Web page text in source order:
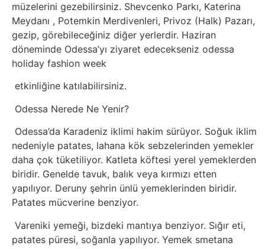
İnternetten
Para
Kazanma
Kadın
Kim
Kimdir
Kitap
Kültür
müzelerini gezebilirsiniz. Shevcenko Parkı, Katerina
Meydanı , Potemkin Merdivenleri, Privoz (Halk) Pazarı,
gezip, görebileceğiniz diğer yerlerdir. Haziran
döneminde Odessa’yı ziyaret edecekseniz odessa
holiday fashion week
etkinliğine katılabilirsiniz.
Odessa Nerede Ne Yenir?
Odessa’da Karadeniz iklimi hakim sürüyor. Soğuk iklim
nedeniyle patates, lahana kök sebzelerinden yemekler
daha çok tüketiliyor. Katleta köftesi yerel yemeklerden
biridir. Genelde tavuk, balık veya kırmızı etten
yapılıyor. Deruny şehrin ünlü yemeklerinden biridir.
Patates mücverine benziyor.
Vareniki yemeği, bizdeki mantıya benziyor. Sığır eti,
patates püresi, soğanla yapılıyor. Yemek smetana